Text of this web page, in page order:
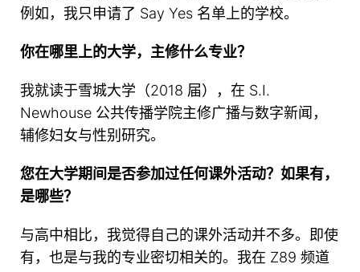
例如，我只申请了 Say Yes 名单上的学校。
你在哪里上的大学，主修什么专业？
我就读于雪城大学（2018 届），在 S.I.
Newhouse 公共传播学院主修广播与数字新闻，
辅修妇女与性别研究。
您在大学期间是否参加过任何课外活动？如果有，
是哪些？
与高中相比，我觉得自己的课外活动并不多。即使
有，也是与我的专业密切相关的。我在 Z89 频道